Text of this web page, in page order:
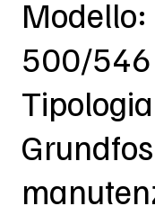
500/546